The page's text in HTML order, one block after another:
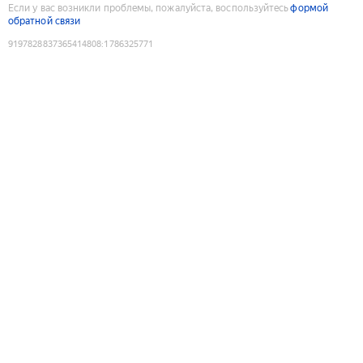
Если у вас возникли проблемы, пожалуйста, воспользуйтесьформой
обратной связи
9197828837365414808:1786325771